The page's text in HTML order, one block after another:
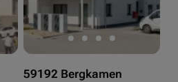
59192 Bergkamen